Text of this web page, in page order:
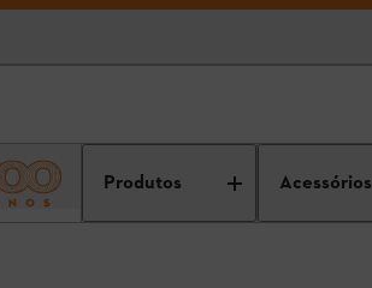
Produtos Acessórios